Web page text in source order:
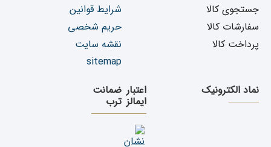
جستجوی کالا
سفارشات کالا
پرداخت کالا
شرایط قوانین
حریم شخصی
نقشه سایت
sitemap
نماد الکترونیک
اعتبار
ایمالز
ضمانت
ترب